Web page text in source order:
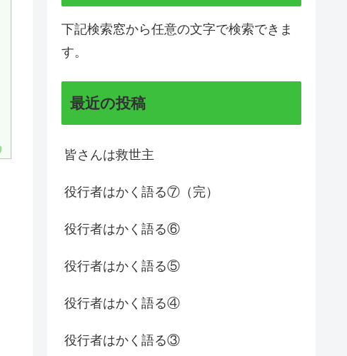
下記検索窓から任意の文字で検索できま
す。
最近の投稿
皆さんは救世主
役行者はかく語る⑦（完）
役行者はかく語る⑥
役行者はかく語る⑤
役行者はかく語る④
役行者はかく語る③